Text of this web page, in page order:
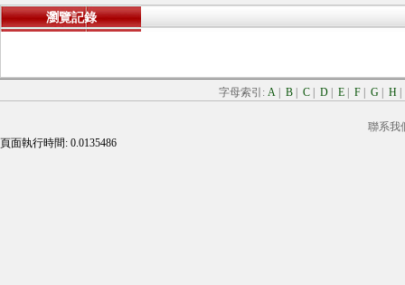
瀏覽記錄
字母索引: A B C D E F G H
聯系我
頁面執行時間: 0.0135486